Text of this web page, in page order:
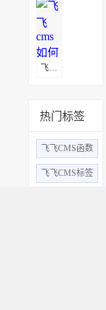
热门标签
飞飞CMS函数
飞飞CMS标签